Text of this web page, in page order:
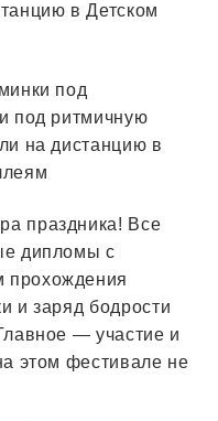
в Детском
под
под ритмичную
на дистанцию в
праздника! Все
дипломы с
прохождения
и заряд бодрости
— участие и
этом фестивале не